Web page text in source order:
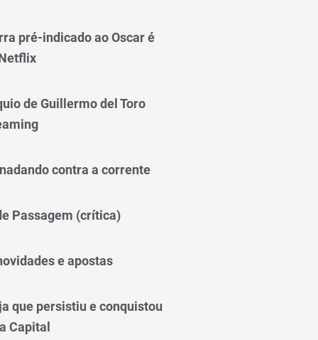
pré-indicado ao Oscar é
de Guillermo del Toro
contra a corrente
Passagem (crítica)
e apostas
que persistiu e conquistou
Capital